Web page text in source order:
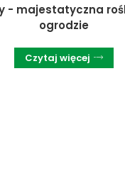
- majestatyczna
ogrodzie
Czytaj więcej